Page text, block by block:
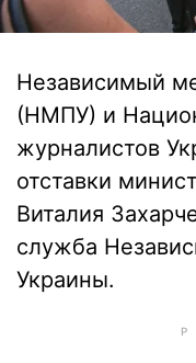
Независимый
(НМПУ) и
журналистов
отставки
Виталия
служба
Украины.